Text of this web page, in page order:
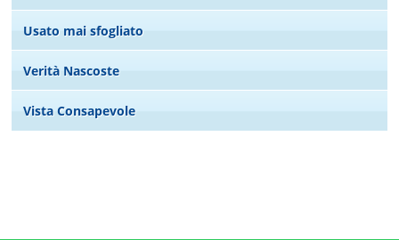
Usato mai sfogliato
Verità Nascoste
Vista Consapevole